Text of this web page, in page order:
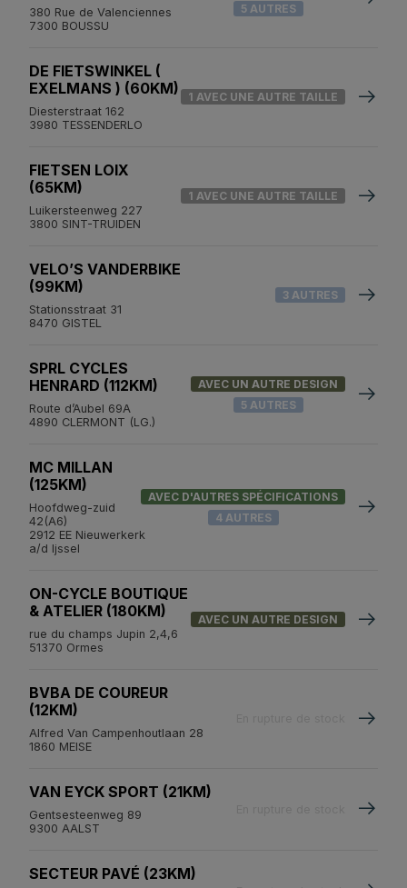
380 Rue de Valenciennes
7300 BOUSSU
5 AUTRES
DE FIETSWINKEL (
EXELMANS ) (60KM)
Diesterstraat 162
3980 TESSENDERLO
1 AVEC UNE AUTRE TAILLE
FIETSEN LOIX
(65KM)
Luikersteenweg 227
3800 SINT-TRUIDEN
1 AVEC UNE AUTRE TAILLE
VELO’S VANDERBIKE
(99KM)
Stationsstraat 31
8470 GISTEL
3 AUTRES
SPRL CYCLES
HENRARD (112KM)
Route d’Aubel 69A
4890 CLERMONT (LG.)
AVEC UN AUTRE DESIGN
5 AUTRES
MC MILLAN
(125KM)
Hoofdweg-zuid
42(A6)
2912 EE Nieuwerkerk
a/d Ijssel
AVEC D'AUTRES SPÉCIFICATIONS
4 AUTRES
ON-CYCLE BOUTIQUE
& ATELIER (180KM)
rue du champs Jupin 2,4,6
51370 Ormes
AVEC UN AUTRE DESIGN
BVBA DE COUREUR
(12KM)
Alfred Van Campenhoutlaan 28
1860 MEISE
VAN EYCK SPORT (21KM)
Gentsesteenweg 89
9300 AALST
SECTEUR PAVÉ (23KM)